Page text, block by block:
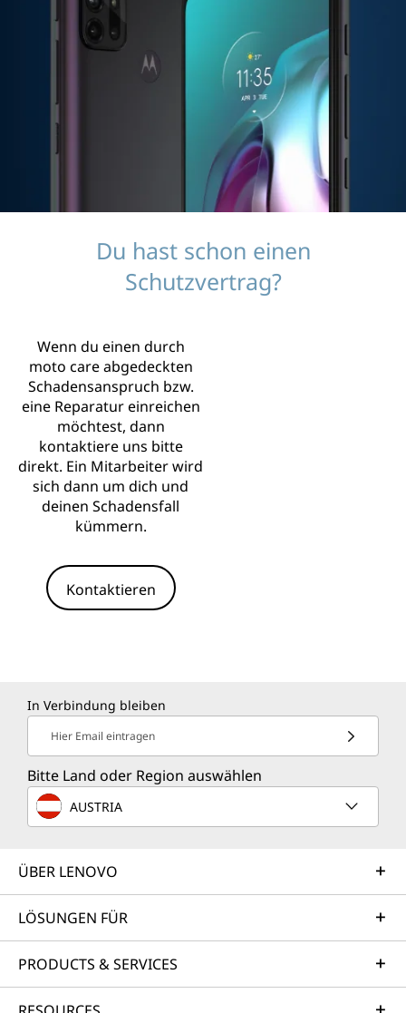
Du hast schon einen
Schutzvertrag?
Wenn du einen durch
moto care abgedeckten
Schadensanspruch bzw.
eine Reparatur einreichen
möchtest, dann
kontaktiere uns bitte
direkt. Ein Mitarbeiter wird
sich dann um dich und
deinen Schadensfall
kümmern.
Kontaktieren
In Verbindung bleiben
Hier Email eintragen
Bitte Land oder Region auswählen
AUSTRIA
ÜBER LENOVO
LÖSUNGEN FÜR
PRODUCTS & SERVICES